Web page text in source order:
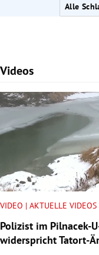
Alle
Videos
Slide 1 von 7
VIDEO | AKTUELLE VIDEOS
Polizist im Pilnacek-
widerspricht Tatort-